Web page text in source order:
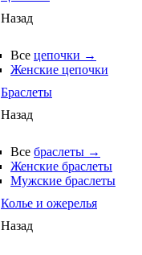
Назад
Все цепочки →
Женские цепочки
Браслеты
Назад
Все браслеты →
Женские браслеты
Мужские браслеты
Колье и ожерелья
Назад